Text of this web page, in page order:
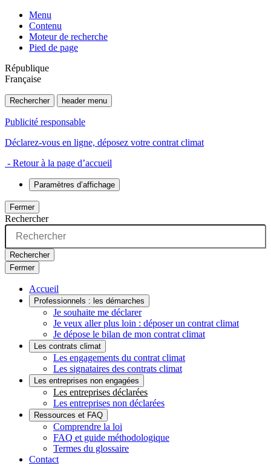
Menu
Contenu
Moteur de recherche
Pied de page
République
Française
Rechercher header menu
Publicité responsable
Déclarez-vous en ligne, déposez votre contrat climat
- Retour à la page d’accueil
Paramètres d’affichage
Fermer
Rechercher
Rechercher
Fermer
Accueil
Professionnels : les démarches
Je souhaite me déclarer
Je veux aller plus loin : déposer un contrat climat
Je dépose le bilan de mon contrat climat
Les contrats climat
Les engagements du contrat climat
Les signataires des contrats climat
Les entreprises non engagées
Les entreprises déclarées
Les entreprises non déclarées
Ressources et FAQ
Comprendre la loi
FAQ et guide méthodologique
Termes du glossaire
Contact